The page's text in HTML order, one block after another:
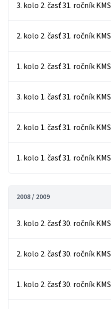
3. kolo 2. časť 31. ročník KMS
2. kolo 2. časť 31. ročník KMS
1. kolo 2. časť 31. ročník KMS
3. kolo 1. časť 31. ročník KMS
2. kolo 1. časť 31. ročník KMS
1. kolo 1. časť 31. ročník KMS
2008 / 2009
3. kolo 2. časť 30. ročník KMS
2. kolo 2. časť 30. ročník KMS
1. kolo 2. časť 30. ročník KMS